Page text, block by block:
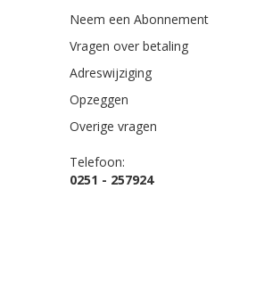
Neem een Abonnement
Vragen over betaling
Adreswijziging
Opzeggen
Overige vragen
Telefoon:
0251 - 257924